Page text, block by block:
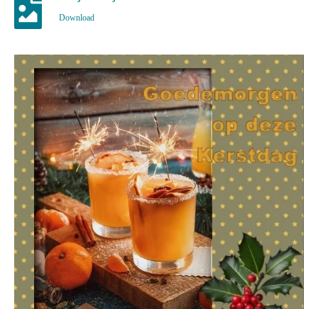
Download